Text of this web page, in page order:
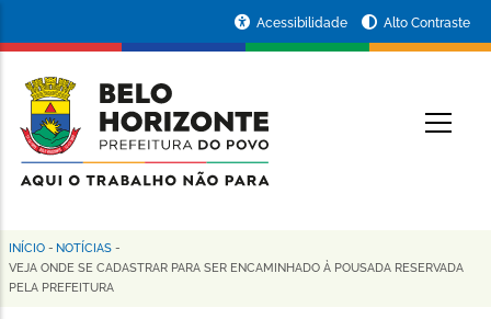
conteúdo
principal
da
Prefeitura
de
Horizonte
Acessibilidade Alto Contraste
Trilha
de
INÍCIO - NOTÍCIAS -
VEJA ONDE SE CADASTRAR PARA SER ENCAMINHADO À POUSADA RESERVADA
PELA PREFEITURA